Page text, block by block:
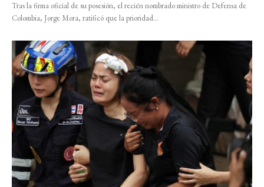
Tras la firma oficial de su posesión, el recién nombrado ministro de Defensa de
Colombia, Jorge Mora, ratificó que la prioridad...